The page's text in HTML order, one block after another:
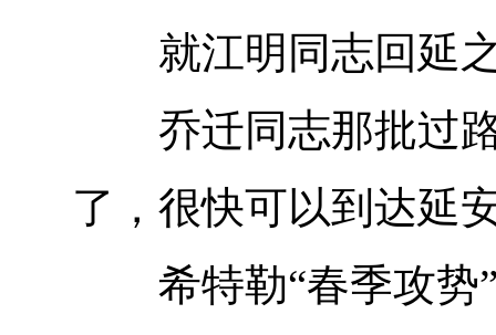
就江明同志回延之
乔迁同志那批过路
了，很快可以到达延
希特勒“春季攻势”